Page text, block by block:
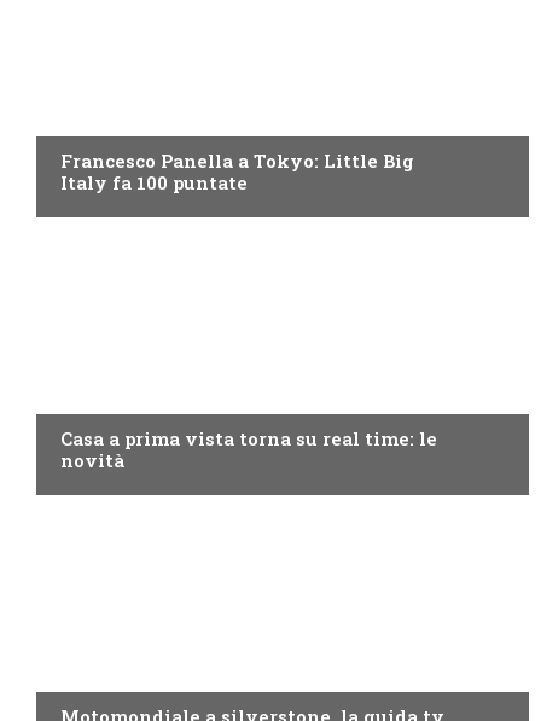
Francesco Panella a Tokyo: Little Big
Italy fa 100 puntate
Casa a prima vista torna su real time: le
novità